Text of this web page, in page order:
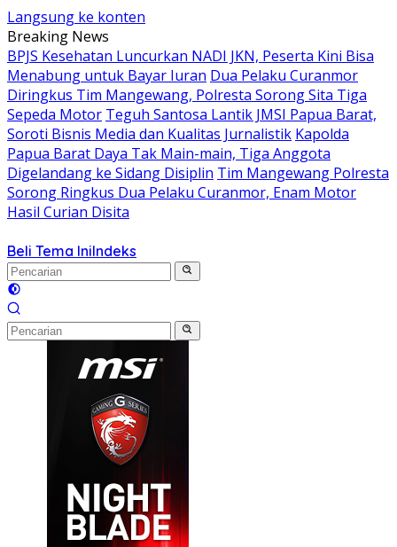
Langsung ke konten
Breaking News
BPJS Kesehatan Luncurkan NADI JKN, Peserta Kini Bisa
Menabung untuk Bayar Iuran Dua Pelaku Curanmor
Diringkus Tim Mangewang, Polresta Sorong Sita Tiga
Sepeda Motor Teguh Santosa Lantik JMSI Papua Barat,
Soroti Bisnis Media dan Kualitas Jurnalistik Kapolda
Papua Barat Daya Tak Main-main, Tiga Anggota
Digelandang ke Sidang Disiplin Tim Mangewang Polresta
Sorong Ringkus Dua Pelaku Curanmor, Enam Motor
Hasil Curian Disita
Beli Tema IniIndeks